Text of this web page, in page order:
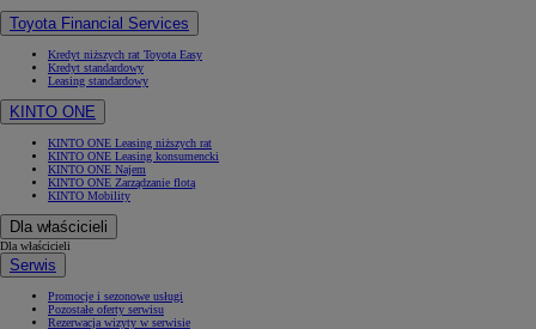
Toyota Financial Services
Kredyt niższych rat Toyota Easy
Kredyt standardowy
Leasing standardowy
KINTO ONE
KINTO ONE Leasing niższych rat
KINTO ONE Leasing konsumencki
KINTO ONE Najem
KINTO ONE Zarządzanie flotą
KINTO Mobility
Dla właścicieli
Dla właścicieli
Serwis
Promocje i sezonowe usługi
Pozostałe oferty serwisu
Rezerwacja wizyty w serwisie